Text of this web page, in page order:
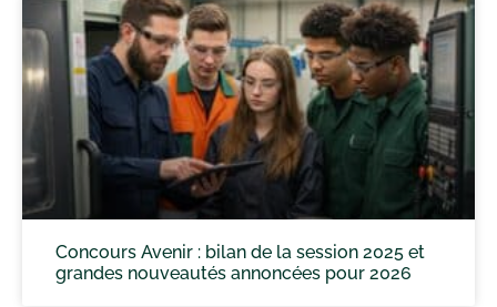
Concours Avenir : bilan de la session 2025 et
grandes nouveautés annoncées pour 2026